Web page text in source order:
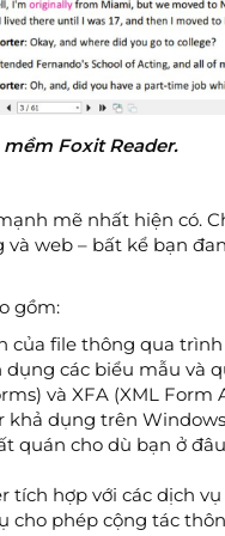
Foxit Reader.
mẽ nhất hiện có.
web – bất kể bạn
gồm:
của file thông qua
các biểu mẫu và
và XFA (XML Form
dụng trên
quán cho dù bạn ở
tích hợp với các dịch
cho phép cộng tác